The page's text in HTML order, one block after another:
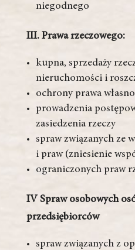
niegodnego
III. Prawa rzeczowego:
kupna, sprzedaży
nieruchomości i
ochrony prawa
prowadzenia
zasiedzenia rzeczy
spraw związanych ze
i praw (zniesienie
ograniczonych praw
IV Spraw osobowych
przedsiębiorców
spraw związanych z